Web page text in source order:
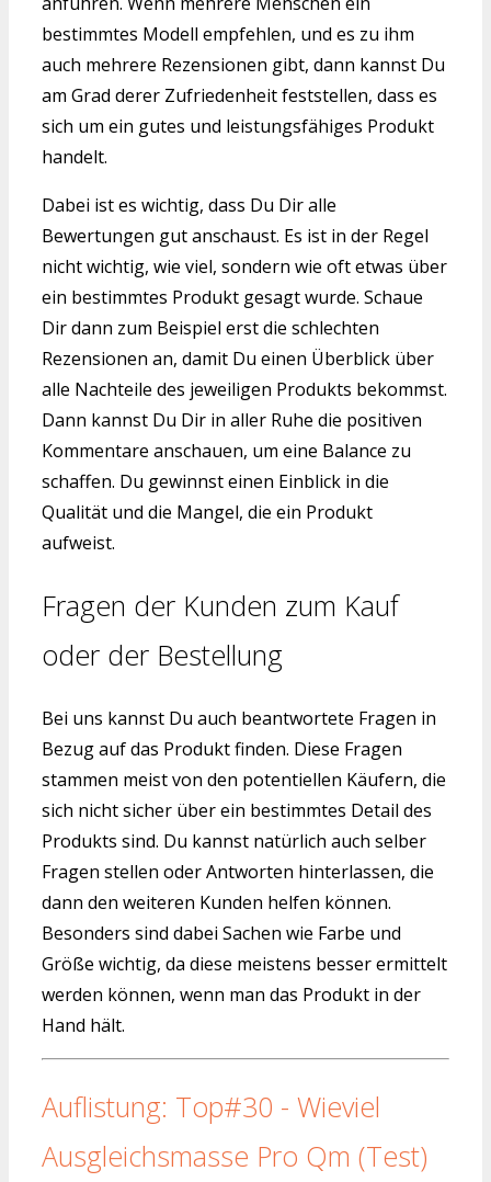
bestimmtes Modell empfehlen, und es zu ihm
auch mehrere Rezensionen gibt, dann kannst Du
am Grad derer Zufriedenheit feststellen, dass es
sich um ein gutes und leistungsfähiges Produkt
handelt.
Dabei ist es wichtig, dass Du Dir alle
Bewertungen gut anschaust. Es ist in der Regel
nicht wichtig, wie viel, sondern wie oft etwas über
ein bestimmtes Produkt gesagt wurde. Schaue
Dir dann zum Beispiel erst die schlechten
Rezensionen an, damit Du einen Überblick über
alle Nachteile des jeweiligen Produkts bekommst.
Dann kannst Du Dir in aller Ruhe die positiven
Kommentare anschauen, um eine Balance zu
schaffen. Du gewinnst einen Einblick in die
Qualität und die Mangel, die ein Produkt
aufweist.
Fragen der Kunden zum Kauf
oder der Bestellung
Bei uns kannst Du auch beantwortete Fragen in
Bezug auf das Produkt finden. Diese Fragen
stammen meist von den potentiellen Käufern, die
sich nicht sicher über ein bestimmtes Detail des
Produkts sind. Du kannst natürlich auch selber
Fragen stellen oder Antworten hinterlassen, die
dann den weiteren Kunden helfen können.
Besonders sind dabei Sachen wie Farbe und
Größe wichtig, da diese meistens besser ermittelt
werden können, wenn man das Produkt in der
Hand hält.
Auflistung: Top#30 - Wieviel
Ausgleichsmasse Pro Qm (Test)